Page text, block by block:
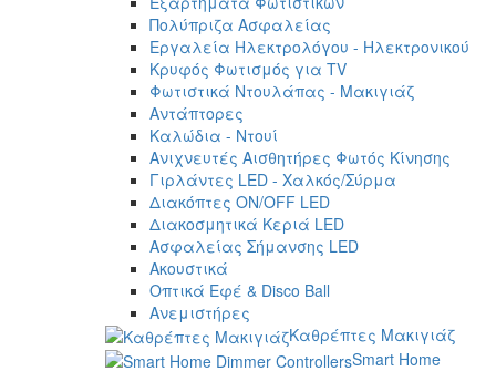
Πολύπριζα Ασφαλείας
Εργαλεία Ηλεκτρολόγου - Ηλεκτρονικού
Κρυφός Φωτισμός για TV
Φωτιστικά Ντουλάπας - Μακιγιάζ
Αντάπτορες
Καλώδια - Ντουί
Ανιχνευτές Αισθητήρες Φωτός Κίνησης
Γιρλάντες LED - Χαλκός/Σύρμα
Διακόπτες ON/OFF LED
Διακοσμητικά Κεριά LED
Ασφαλείας Σήμανσης LED
Ακουστικά
Οπτικά Εφέ & Disco Ball
Ανεμιστήρες
Καθρέπτες Μακιγιάζ
Smart Home